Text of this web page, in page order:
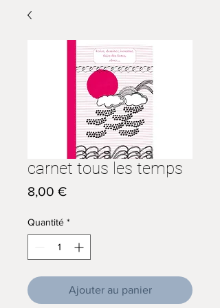
carnet tous les temps
8,00 €Prix
Quantité *
Ajouter au panier